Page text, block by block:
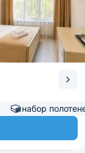
набор